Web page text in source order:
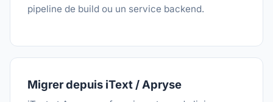
pipeline de build ou un service backend.
Migrer depuis iText / Apryse